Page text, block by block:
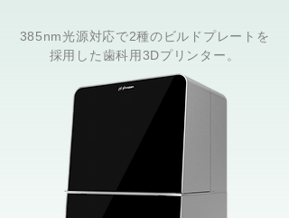
385nm光源対応で2種のビルドプレートを
採用した歯科用3Dプリンター。​